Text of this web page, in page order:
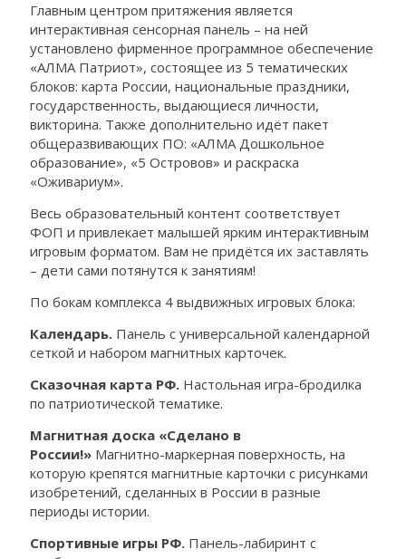
Главным центром притяжения является
интерактивная сенсорная панель – на ней
установлено фирменное программное обеспечение
«АЛМА Патриот», состоящее из 5 тематических
блоков: карта России, национальные праздники,
государственность, выдающиеся личности,
викторина. Также дополнительно идёт пакет
общеразвивающих ПО: «АЛМА Дошкольное
образование», «5 Островов» и раскраска
«Оживариум».
Весь образовательный контент соответствует
ФОП и привлекает малышей ярким интерактивным
игровым форматом. Вам не придётся их заставлять
– дети сами потянутся к занятиям!
По бокам комплекса 4 выдвижных игровых блока:
Календарь.Панель с универсальной календарной
сеткой и набором магнитных карточек.
Сказочная карта РФ. Настольная игра-бродилка
по патриотической тематике.
Магнитная доска «Сделано в
России!» Магнитно-маркерная поверхность, на
которую крепятся магнитные карточки с рисунками
изобретений, сделанных в России в разные
периоды истории.
Спортивные игры РФ. Панель-лабиринт с